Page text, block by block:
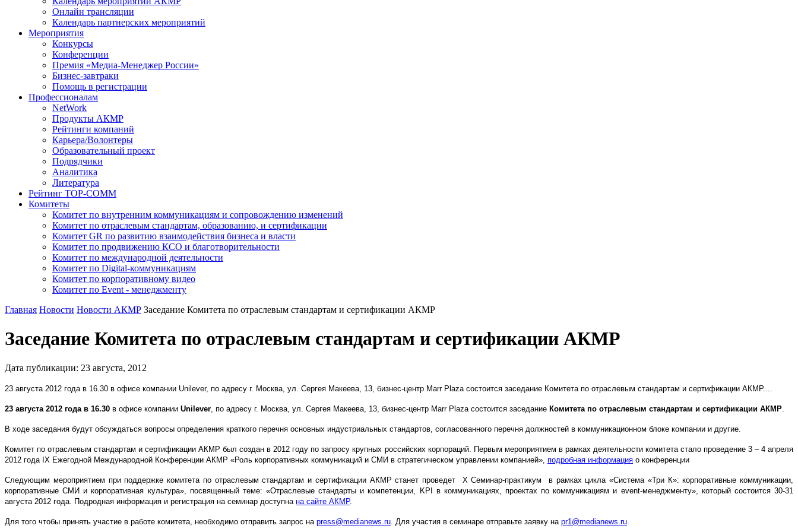
Онлайн трансляции
Календарь партнерских мероприятий
Мероприятия
Конкурсы
Конференции
Премия «Медиа-Менеджер России»
Бизнес-завтраки
Помощь в регистрации
Профессионалам
NetWork
Продукты АКМР
Рейтинги компаний
Карьера/Волонтеры
Образовательный проект
Подрядчики
Аналитика
Литература
Рейтинг TOP-COMM
Комитеты
Комитет по внутренним коммуникациям и сопровождению изменений
Комитет по отраслевым стандартам, образованию, и сертификации
Комитет GR по развитию взаимодействия бизнеса и власти
Комитет по продвижению КСО и благотворительности
Комитет по международной деятельности
Комитет по Digital-коммуникациям
Комитет по корпоративному видео
Комитет по Event - менеджменту
Главная Новости Новости АКМР Заседание Комитета по отраслевым стандартам и сертификации АКМР
Заседание Комитета по отраслевым стандартам и сертификации АКМР
Дата публикации: 23 августа, 2012
23 августа 2012 года в 16.30 в офисе компании Unilever, по адресу г. Москва, ул. Сергея Макеева, 13, бизнес-центр Marr Plaza состоится заседание Комитета по отраслевым стандартам и сертификации АКМР....
23 августа 2012 года в 16.30 в офисе компании Unilever , по адресу г. Москва, ул. Сергея Макеева, 13, бизнес-центр Marr Plaza состоится заседание Комитета по отраслевым стандартам и сертификации АКМР
В ходе заседания будут обсуждаться вопросы определения краткого перечня основных индустриальных стандартов, согласованного перечня должностей в коммуникационном блоке компании и другие.
Комитет по отраслевым стандартам и сертификации АКМР был создан в 2012 году по запросу крупных российских корпораций. Первым мероприятием в рамках деятельности комитета стало проведение 3 – 4 апреля
2012 года IX Ежегодной Международной Конференции АКМР «Роль корпоративных коммуникаций и СМИ в стратегическом управлении компанией», подробная информация о конференции
Следующим мероприятием при поддержке комитета по отраслевым стандартам и сертификации АКМР станет проведет X Семинар-практикум в рамках цикла «Система «Три К»: корпоративные коммуникации,
корпоративные СМИ и корпоративная культура», посвященный теме: «Отраслевые стандарты и компетенции, KPI в коммуникациях, проектах по коммуникациям и event-менеджменту», который состоится 30-31
августа 2012 года. Подродная информация и регистрация на семинар доступна на сайте АКМР.
Для того чтобы принять участие в работе комитета, необходимо отправить запрос на press@medianews.ru . Для участия в семинаре отправьте заявку на pr1@medianews.ru